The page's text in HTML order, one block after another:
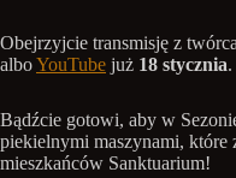
Obejrzyjcie transmisję z
alboYouTube już 18 stycznia.
Bądźcie gotowi, aby w
piekielnymi maszynami, które
mieszkańców Sanktuarium!